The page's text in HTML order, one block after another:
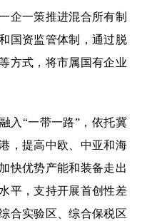
企一策推进混合所有制
国资监管体制，通过脱
方式，将市属国有企业
入“一带一路”，依托冀
，提高中欧、中亚和海
快优势产能和装备走出
平，支持开展首创性差
合实验区、综合保税区